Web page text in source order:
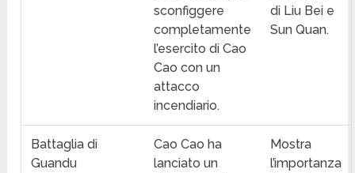
sconfiggere
completamente
l’esercito di Cao
Cao con un
attacco
incendiario.
di Liu Bei e
Sun Quan.
Battaglia di
Guandu
Cao Cao ha
lanciato un
Mostra
l’importanza